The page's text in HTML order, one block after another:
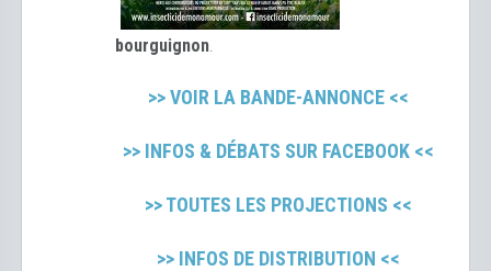
bourguignon.
>> VOIR LA BANDE-ANNONCE <<
>> INFOS & DÉBATS SUR FACEBOOK <<
>> TOUTES LES PROJECTIONS <<
>> INFOS DE DISTRIBUTION <<